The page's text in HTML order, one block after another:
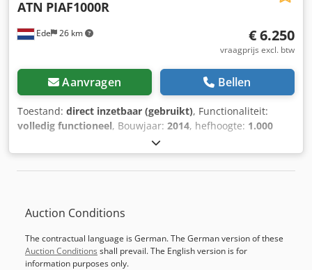
Ede 26 km
ATN PIAF1000R
€ 6.250
vraagprijs excl. btw
Aanvragen Bellen
Toestand: direct inzetbaar (gebruikt), Functionaliteit:
volledig functioneel, Bouwjaar: 2014, hefhoogte: 1.000
200 kg/m, brandstoftype:
Uitrusting:UVV veiligheidskeuring, Transport en inruil in
overleg mogelijk. Chedpfx Aeytn Etshrea
Auction Conditions
The contractual language is German. The German version of these
Auction Conditions shall prevail. The English version is for
information purposes only.